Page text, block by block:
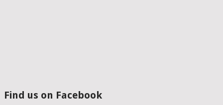
Find us on Facebook